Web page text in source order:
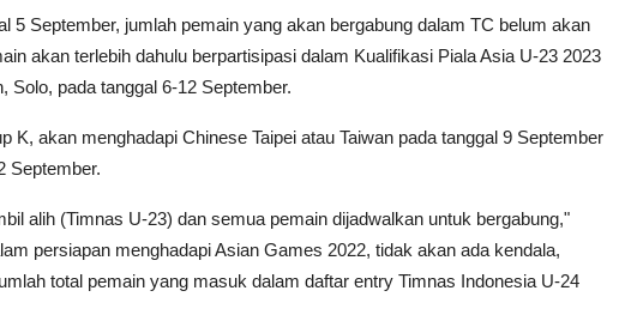
5 September, jumlah pemain yang akan bergabung dalam TC belum akan
akan terlebih dahulu berpartisipasi dalam Kualifikasi Piala Asia U-23 2023
Solo, pada tanggal 6-12 September.
K, akan menghadapi Chinese Taipei atau Taiwan pada tanggal 9 September
September.
alih (Timnas U-23) dan semua pemain dijadwalkan untuk bergabung,"
persiapan menghadapi Asian Games 2022, tidak akan ada kendala,
total pemain yang masuk dalam daftar entry Timnas Indonesia U-24